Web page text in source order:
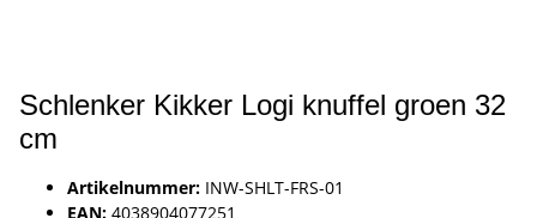
Schlenker Kikker Logi knuffel groen 32
cm
Artikelnummer: INW-SHLT-FRS-01
EAN: 4038904077251